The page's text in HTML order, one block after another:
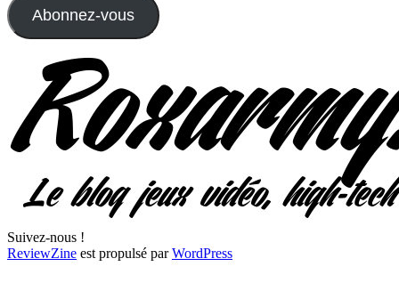
Abonnez-vous
Suivez-nous !
ReviewZine est propulsé parWordPress